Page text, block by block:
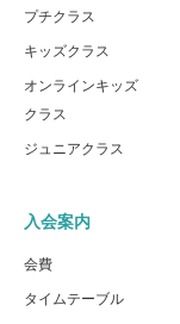
プチクラス
キッズクラス
オンラインキッズ
クラス
ジュニアクラス
入会案内
会費
タイムテーブル